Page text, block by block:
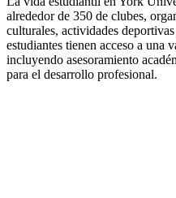
alrededor de 350 de clubes,
culturales, actividades
estudiantes tienen acceso a una
incluyendo asesoramiento
para el desarrollo profesional.